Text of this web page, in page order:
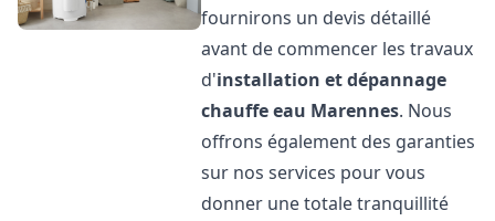
fournirons un devis détaillé
avant de commencer les travaux
d'installation et dépannage
chauffe eau Marennes. Nous
offrons également des garanties
sur nos services pour vous
donner une totale tranquillité